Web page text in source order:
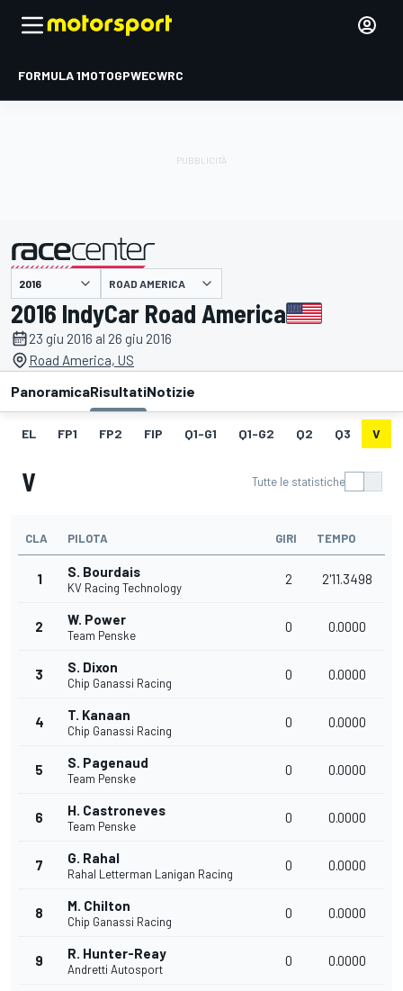
FORMULA 1MOTOGPWECWRC
presentato da ROAD AMERICA
2016 IndyCar Road America
23 giu 2016 al 26 giu 2016
Road America, US
PanoramicaRisultatiNotizie
EL FP1 FP2 FIP Q1-G1 Q1-G2 Q2 Q3 V
V Tutte le statistiche
CLA PILOTA GIRI TEMPO
1 S. Bourdais
KV Racing Technology
2 2'11.3498
2 W. Power
Team Penske
0 0.0000
3 S. Dixon
Chip Ganassi Racing
0 0.0000
4 T. Kanaan
Chip Ganassi Racing
0 0.0000
5 S. Pagenaud
Team Penske
0 0.0000
6 H. Castroneves
Team Penske
0 0.0000
7 G. Rahal
Rahal Letterman Lanigan Racing
0 0.0000
8 M. Chilton
Chip Ganassi Racing
0 0.0000
9 R. Hunter-Reay
Andretti Autosport
0 0.0000